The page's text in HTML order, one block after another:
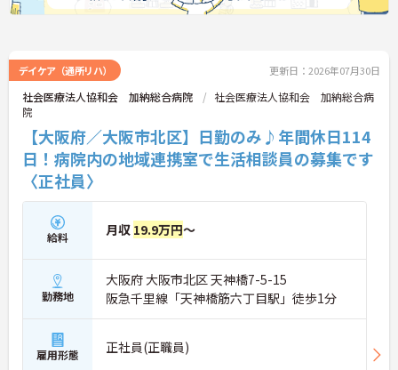
デイケア（通所リハ） 更新日：2026年07月30日
社会医療法人協和会 加納総合病院
社会医療法人協和会 加納総合病
院
【大阪府／大阪市北区】日勤のみ♪年間休日114
日！病院内の地域連携室で生活相談員の募集です
〈正社員〉
給料 月収 19.9万円～
勤務地
大阪府 大阪市北区 天神橋7-5-15
阪急千里線「天神橋筋六丁目駅」徒歩1分
雇用形態 正社員(正職員)